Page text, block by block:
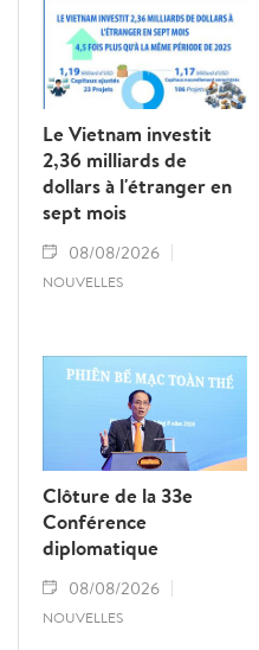
Le Vietnam investit
2,36 milliards de
dollars à l'étranger en
sept mois
08/08/2026
NOUVELLES
Clôture de la 33e
Conférence
diplomatique
08/08/2026
NOUVELLES